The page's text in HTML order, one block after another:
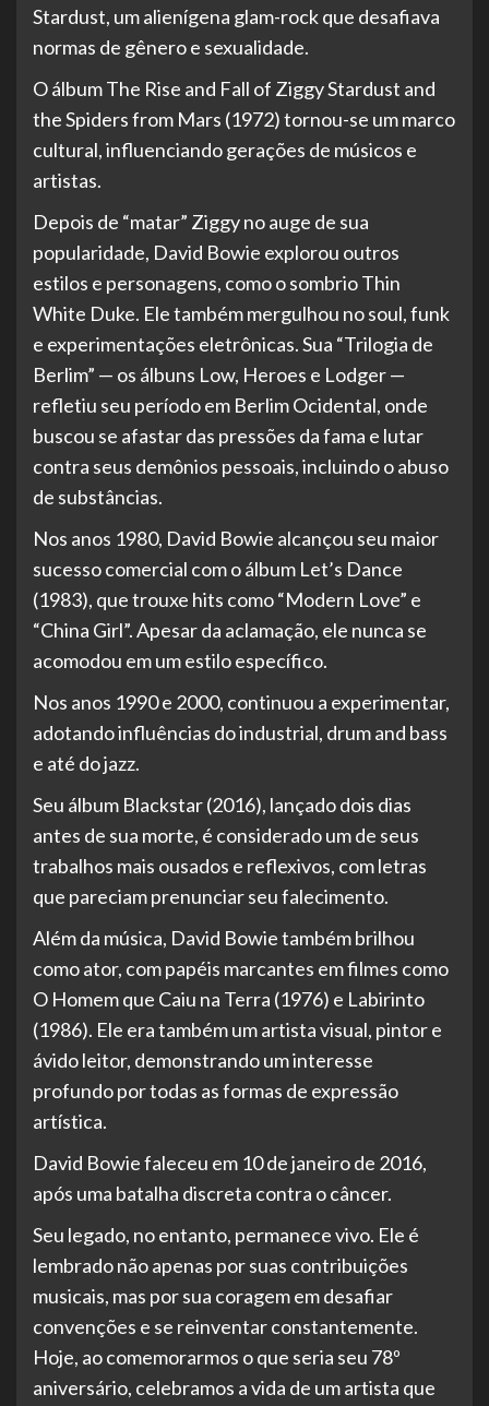
Stardust, um alienígena glam-rock que desafiava
normas de gênero e sexualidade.
O álbum The Rise and Fall of Ziggy Stardust and
the Spiders from Mars (1972) tornou-se um marco
cultural, influenciando gerações de músicos e
artistas.
Depois de “matar” Ziggy no auge de sua
popularidade, David Bowie explorou outros
estilos e personagens, como o sombrio Thin
White Duke. Ele também mergulhou no soul, funk
e experimentações eletrônicas. Sua “Trilogia de
Berlim” — os álbuns Low, Heroes e Lodger —
refletiu seu período em Berlim Ocidental, onde
buscou se afastar das pressões da fama e lutar
contra seus demônios pessoais, incluindo o abuso
de substâncias.
Nos anos 1980, David Bowie alcançou seu maior
sucesso comercial com o álbum Let’s Dance
(1983), que trouxe hits como “Modern Love” e
“China Girl”. Apesar da aclamação, ele nunca se
acomodou em um estilo específico.
Nos anos 1990 e 2000, continuou a experimentar,
adotando influências do industrial, drum and bass
e até do jazz.
Seu álbum Blackstar (2016), lançado dois dias
antes de sua morte, é considerado um de seus
trabalhos mais ousados e reflexivos, com letras
que pareciam prenunciar seu falecimento.
Além da música, David Bowie também brilhou
como ator, com papéis marcantes em filmes como
O Homem que Caiu na Terra (1976) e Labirinto
(1986). Ele era também um artista visual, pintor e
ávido leitor, demonstrando um interesse
profundo por todas as formas de expressão
artística.
David Bowie faleceu em 10 de janeiro de 2016,
após uma batalha discreta contra o câncer.
Seu legado, no entanto, permanece vivo. Ele é
lembrado não apenas por suas contribuições
musicais, mas por sua coragem em desafiar
convenções e se reinventar constantemente.
Hoje, ao comemorarmos o que seria seu 78º
aniversário, celebramos a vida de um artista que